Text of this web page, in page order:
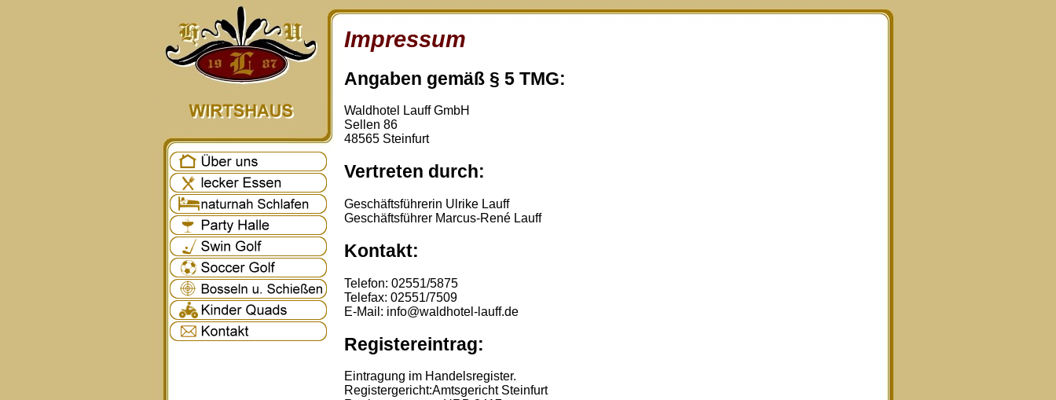
Impressum
Angaben gemäß § 5 TMG:
Waldhotel Lauff GmbH
Sellen 86
48565 Steinfurt
Vertreten durch:
Geschäftsführerin Ulrike Lauff
Geschäftsführer Marcus-René Lauff
Kontakt:
Telefon: 02551/5875
Telefax: 02551/7509
E-Mail: info@waldhotel-lauff.de
Registereintrag:
Eintragung im Handelsregister.
Registergericht:Amtsgericht Steinfurt